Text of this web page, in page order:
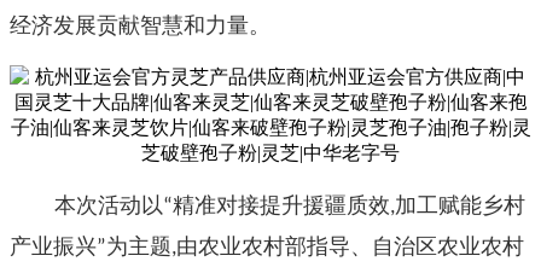
经济发展贡献智慧和力量。
本次活动以“精准对接提升援疆质效,加工赋能乡村
产业振兴”为主题,由农业农村部指导、自治区农业农村